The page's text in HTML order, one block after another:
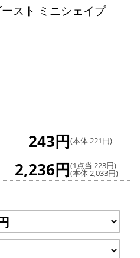
スト ミニシェイプ
243円(本体 221円)
2,236円(1点当 223円)
(本体 2,033円)